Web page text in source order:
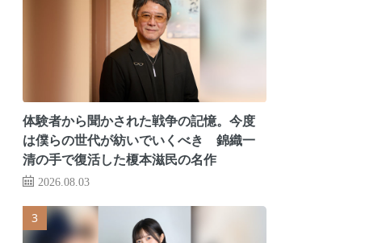
体験者から聞かされた戦争の記憶。今度
は僕らの世代が紡いでいくべき 錦織一
清の手で復活した榎本滋民の名作
2026.08.03